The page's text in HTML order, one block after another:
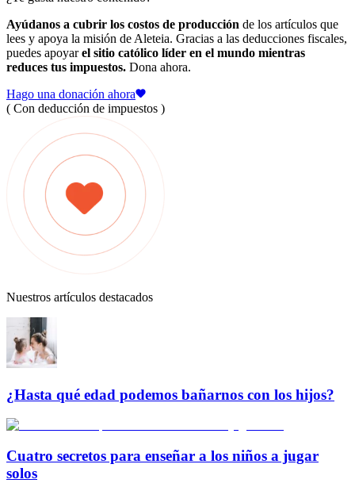
Ayúdanos a cubrir los costos de producción de los artículos que
lees y apoya la misión de Aleteia. Gracias a las deducciones fiscales,
puedes apoyarel sitio católico líder en el mundo mientras
reduces tus impuestos. Dona ahora.
Hago una donación ahora
( Con deducción de impuestos )
Nuestros artículos destacados
¿Hasta qué edad podemos bañarnos con los hijos?
Cuatro secretos para enseñar a los niños a jugar
solos